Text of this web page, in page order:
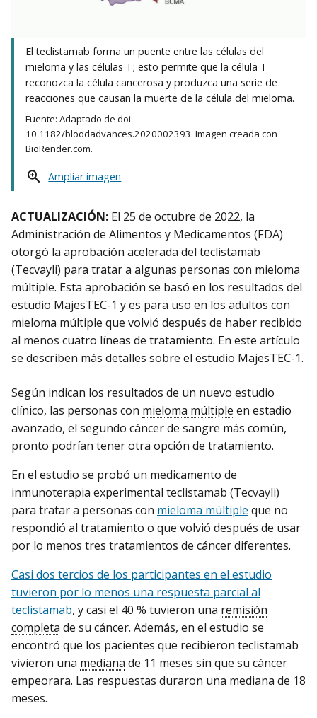
El teclistamab forma un puente entre las células del
mieloma y las células T; esto permite que la célula T
reconozca la célula cancerosa y produzca una serie de
reacciones que causan la muerte de la célula del mieloma.
Fuente: Adaptado de doi:
10.1182/bloodadvances.2020002393. Imagen creada con
BioRender.com.
Ampliar imagen
ACTUALIZACIÓN: El 25 de octubre de 2022, la
Administración de Alimentos y Medicamentos (FDA)
otorgó la aprobación acelerada del teclistamab
(Tecvayli) para tratar a algunas personas con mieloma
múltiple. Esta aprobación se basó en los resultados del
estudio MajesTEC-1 y es para uso en los adultos con
mieloma múltiple que volvió después de haber recibido
al menos cuatro líneas de tratamiento. En este artículo
se describen más detalles sobre el estudio MajesTEC-1.
Según indican los resultados de un nuevo estudio
clínico, las personas con mieloma múltiple en estadio
avanzado, el segundo cáncer de sangre más común,
pronto podrían tener otra opción de tratamiento.
En el estudio se probó un medicamento de
inmunoterapia experimental teclistamab (Tecvayli)
para tratar a personas con mieloma múltiple que no
respondió al tratamiento o que volvió después de usar
por lo menos tres tratamientos de cáncer diferentes.
Casi dos tercios de los participantes en el estudio
tuvieron por lo menos una respuesta parcial al
teclistamab, y casi el 40 % tuvieron una remisión
completa de su cáncer. Además, en el estudio se
encontró que los pacientes que recibieron teclistamab
vivieron una mediana de 11 meses sin que su cáncer
empeorara. Las respuestas duraron una mediana de 18
meses.